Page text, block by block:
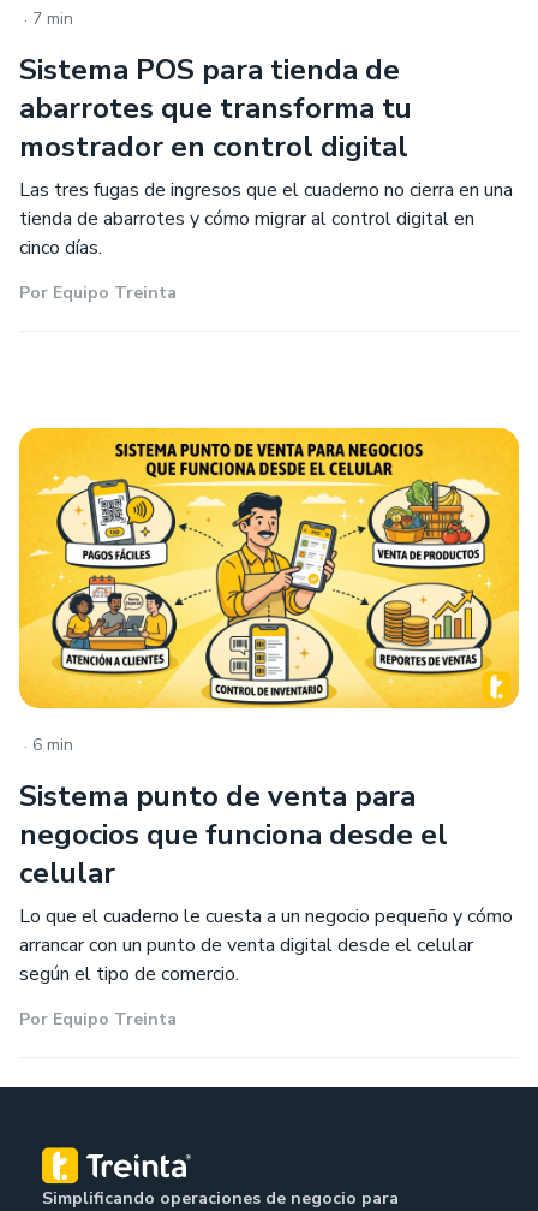
. 7 min
Sistema POS para tienda de
abarrotes que transforma tu
mostrador en control digital
Las tres fugas de ingresos que el cuaderno no cierra en una
tienda de abarrotes y cómo migrar al control digital en
cinco días.
Por Equipo Treinta
. 6 min
Sistema punto de venta para
negocios que funciona desde el
celular
Lo que el cuaderno le cuesta a un negocio pequeño y cómo
arrancar con un punto de venta digital desde el celular
según el tipo de comercio.
Por Equipo Treinta
Simplificando operaciones de negocio para